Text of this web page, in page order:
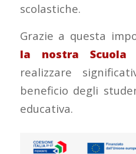
scolastiche.
Grazie a questa
la nostra Scuola
realizzare
beneficio degli
educativa.